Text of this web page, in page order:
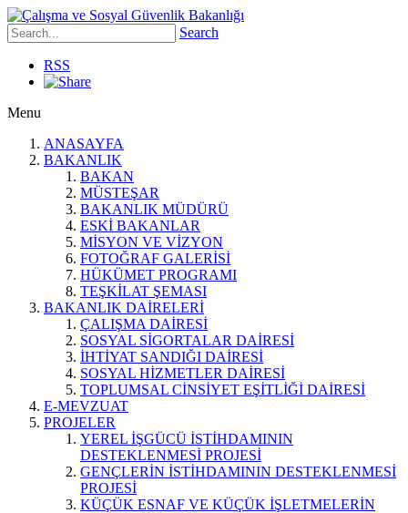
Search
RSS
Menu
ANASAYFA
BAKANLIK
BAKAN
MÜSTEŞAR
BAKANLIK MÜDÜRÜ
ESKİ BAKANLAR
MİSYON VE VİZYON
FOTOĞRAF GALERİSİ
HÜKÜMET PROGRAMI
TEŞKİLAT ŞEMASI
BAKANLIK DAİRELERİ
ÇALIŞMA DAİRESİ
SOSYAL SİGORTALAR DAİRESİ
İHTİYAT SANDIĞI DAİRESİ
SOSYAL HİZMETLER DAİRESİ
TOPLUMSAL CİNSİYET EŞİTLİĞİ DAİRESİ
E-MEVZUAT
PROJELER
YEREL İŞGÜCÜ İSTİHDAMININ
DESTEKLENMESİ PROJESİ
GENÇLERİN İSTİHDAMININ DESTEKLENMESİ
PROJESİ
KÜÇÜK ESNAF VE KÜÇÜK İŞLETMELERİN